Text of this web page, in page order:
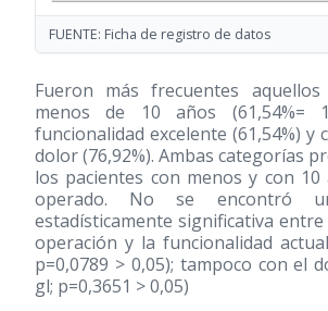
FUENTE: Ficha de registro de datos
Fueron más frecuentes
menos de 10 años (61,54%=
funcionalidad excelente (61,54%) y
dolor (76,92%). Ambas categorías
los pacientes con menos y con
operado. No se encontró
estadísticamente significativa
operación y la funcionalidad
p=0,0789 > 0,05); tampoco con el
gl; p=0,3651 > 0,05)